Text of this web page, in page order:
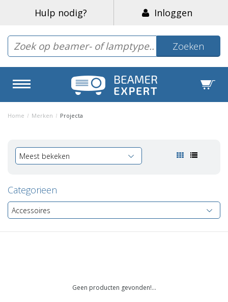
Hulp nodig? Inloggen
Zoeken
Home / Merken / Projecta
Meest bekeken
Categorieen
Accessoires
Geen producten gevonden!...